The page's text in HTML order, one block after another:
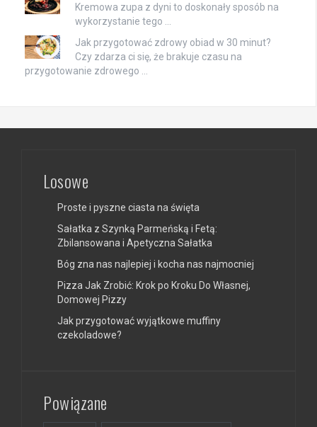
Kremowa zupa z dyni to doskonały sposób na
wykorzystanie tego …
Jak przygotować zdrowy obiad w 30 minut?
Czy zdarza ci się, że brakuje czasu na
przygotowanie zdrowego …
Losowe
Proste i pyszne ciasta na święta
Sałatka z Szynką Parmeńską i Fetą:
Zbilansowana i Apetyczna Sałatka
Bóg zna nas najlepiej i kocha nas najmocniej
Pizza Jak Zrobić: Krok po Kroku Do Własnej,
Domowej Pizzy
Jak przygotować wyjątkowe muffiny
czekoladowe?
Powiązane